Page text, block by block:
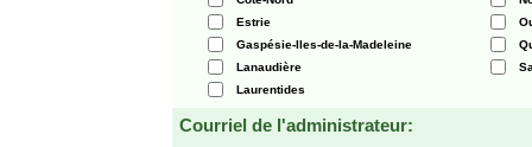
Estrie
Gaspésie-Iles-de-la-Madeleine
Lanaudière
Laurentides
Courriel de l'administrateur: